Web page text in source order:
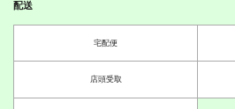
配送
宅配便
店頭受取